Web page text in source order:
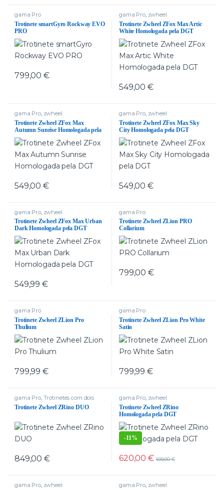
gama Pro
Trotinete smartGyro Rockway EVO
PRO
799,00€
gama Pro, zwheel
Trotinete Zwheel ZFox Max Artic
White Homologada pela DGT
549,00€
gama Pro, zwheel
Trotinete Zwheel ZFox Max
Autumn Sunrise Homologada pela
DGT
549,00€
gama Pro, zwheel
Trotinete Zwheel ZFox Max Sky
City Homologada pela DGT
549,00€
gama Pro, zwheel
Trotinete Zwheel ZFox Max Urban
Dark Homologada pela DGT
549,99€
gama Pro
Trotinete Zwheel ZLion PRO
Collarium
799,00€
gama Pro
Trotinete Zwheel ZLion Pro
Thulium
799,99€
gama Pro
Trotinete Zwheel ZLion Pro White
Satin
799,99€
gama Pro, Trotinetes com dois
motores
Trotinete Zwheel ZRino DUO
849,00€
gama Pro, zwheel
Trotinete Zwheel ZRino
Homologada pela DGT
-11%
620,00€ 699,00€
gama Pro, zwheel
gama Pro, zwheel